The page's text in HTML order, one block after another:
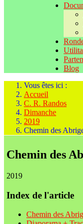
Blog
Vous êtes ici :
Accueil
C. R. Randos
Dimanche
2019
Chemin des
Chemin des
2019
Index de l'article
Chemin des